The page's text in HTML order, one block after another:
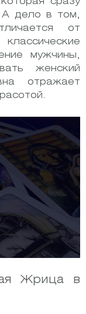
А дело в том,
от
мужчины,
женский
отражает
Жрица в